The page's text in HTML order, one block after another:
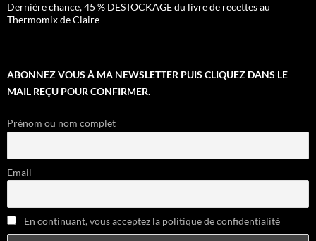
Dernière chance, 45 % DESTOCKAGE du livre de recettes au
Thermomix de Claire
ABONNEZ VOUS À MA NEWSLETTER PUIS CLIQUEZ DANS LE
MAIL REÇU POUR CONFIRMER.
Prénom ou nom complet
Email
En continuant, vous acceptez la politique de confidentialité